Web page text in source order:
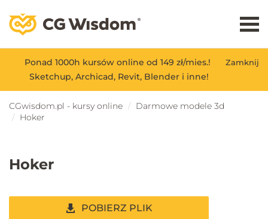
Zamknij
Ponad 1000h kursów online od 149 zł/mies.!
Sketchup, Archicad, Revit, Blender i inne!
CGwisdom.pl - kursy online
Darmowe modele 3d
Hoker
Hoker
POBIERZ PLIK